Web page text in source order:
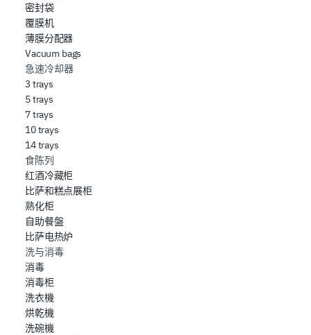
密封袋
覆膜机
薄膜分配器
Vacuum bags
急速冷却器
3 trays
5 trays
7 trays
10 trays
14 trays
食陈列
红酒冷藏柜
比萨和糕点展柜
熟化柜
自助餐盤
比萨电热炉
洗与消毒
消毒
消毒柜
洗衣機
烘乾機
洗碗機